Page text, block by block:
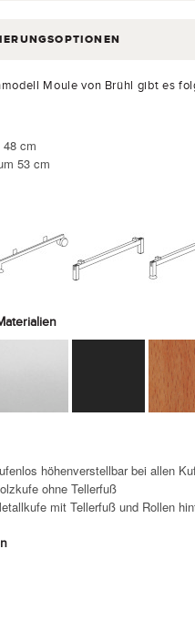
Moule von Brühl gibt es
48 cm
53 cm
höhenverstellbar bei allen
ohne Tellerfuß
mit Tellerfuß und Rollen